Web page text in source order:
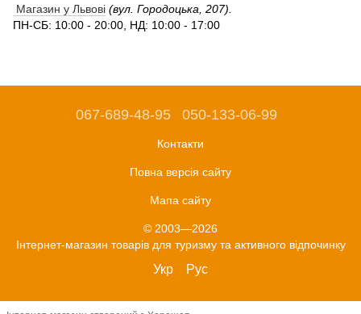
Магазин у Львові (вул. Городоцька, 207).
ПН-СБ: 10:00 - 20:00, НД: 10:00 - 17:00
067-689-48-95 050-133-06-99
Контакти
Повна версія сайту
Мапа сайту
© 2003—2026
Інтернет-магазин товарів для туризму та активного відпочинку
Укр Рус